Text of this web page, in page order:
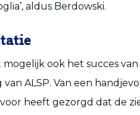
aldus Berdowski.
ook het succes
ALSP. Van een
heeft gezorgd dat de